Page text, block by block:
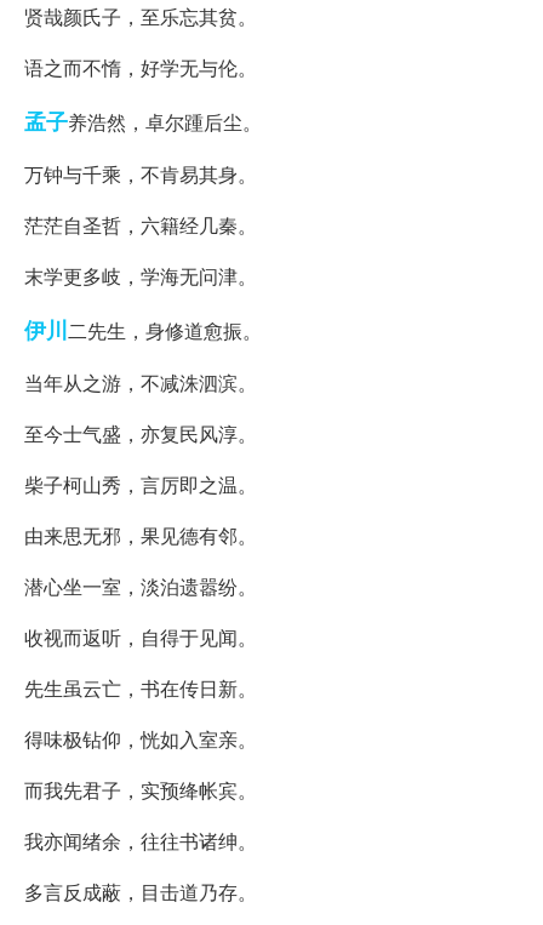
贤哉颜氏子，至乐忘其贫。
语之而不惰，好学无与伦。
孟子养浩然，卓尔踵后尘。
万钟与千乘，不肯易其身。
茫茫自圣哲，六籍经几秦。
末学更多岐，学海无问津。
伊川二先生，身修道愈振。
当年从之游，不减洙泗滨。
至今士气盛，亦复民风淳。
柴子柯山秀，言厉即之温。
由来思无邪，果见德有邻。
潜心坐一室，淡泊遗嚣纷。
收视而返听，自得于见闻。
先生虽云亡，书在传日新。
得味极钻仰，恍如入室亲。
而我先君子，实预绛帐宾。
我亦闻绪余，往往书诸绅。
多言反成蔽，目击道乃存。